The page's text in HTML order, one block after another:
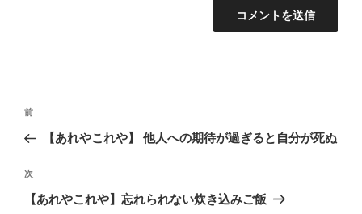
投
ナ
ビ
ゲ
前
の
稿
前
【あれやこれや】 他人への期待が過ぎると自分が死ぬ
次
の
次
【あれやこれや】忘れられない炊き込みご飯